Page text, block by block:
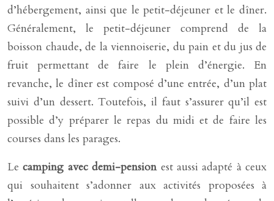
d’hébergement, ainsi que le petit-déjeuner et le dîner.
Généralement, le petit-déjeuner comprend de la
boisson chaude, de la viennoiserie, du pain et du jus de
fruit permettant de faire le plein d’énergie. En
revanche, le dîner est composé d’une entrée, d’un plat
suivi d’un dessert. Toutefois, il faut s’assurer qu’il est
possible d’y préparer le repas du midi et de faire les
courses dans les parages.
Lecamping avec demi-pensionest aussi adapté à ceux
qui souhaitent s’adonner aux activités proposées à